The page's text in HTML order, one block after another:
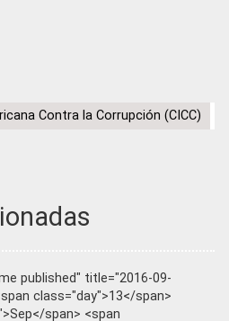
Contra la Corrupción (CICC)
published" title="2016-09-
class="day">13</span>
span> <span